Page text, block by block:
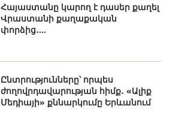
Հայաստանը կարող է դասեր քաղել
Վրաստանի քաղաքական
փորձից․...
Ընտրությունները՝ որպես
ժողովրդավարության հիմք․ «Ալիք
Մեդիայի» քննարկումը Երևանում